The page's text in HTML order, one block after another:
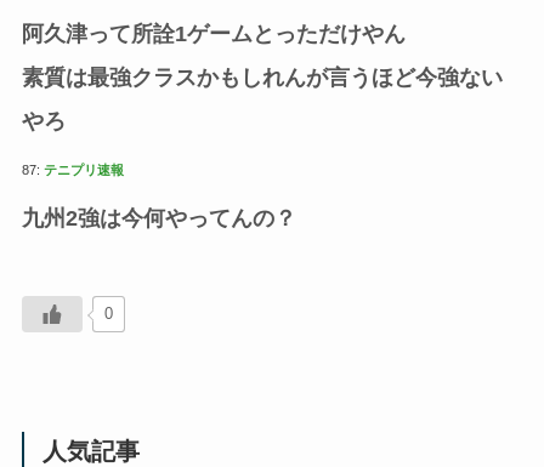
阿久津って所詮1ゲームとっただけやん
素質は最強クラスかもしれんが言うほど今強ない
やろ
87: テニプリ速報
九州2強は今何やってんの？
0
人気記事